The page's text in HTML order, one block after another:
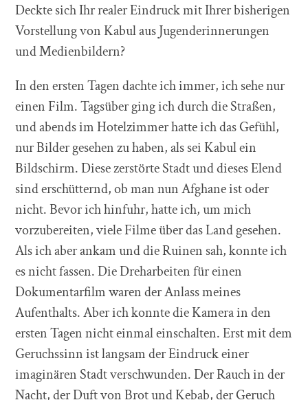
Deckte sich Ihr realer Eindruck mit Ihrer bisherigen
Vorstellung von Kabul aus Jugenderinnerungen
und Medienbildern?
In den ersten Tagen dachte ich immer, ich sehe nur
einen Film. Tagsüber ging ich durch die Straßen,
und abends im Hotelzimmer hatte ich das Gefühl,
nur Bilder gesehen zu haben, als sei Kabul ein
Bildschirm. Diese zerstörte Stadt und dieses Elend
sind erschütternd, ob man nun Afghane ist oder
nicht. Bevor ich hinfuhr, hatte ich, um mich
vorzubereiten, viele Filme über das Land gesehen.
Als ich aber ankam und die Ruinen sah, konnte ich
es nicht fassen. Die Dreharbeiten für einen
Dokumentarfilm waren der Anlass meines
Aufenthalts. Aber ich konnte die Kamera in den
ersten Tagen nicht einmal einschalten. Erst mit dem
Geruchssinn ist langsam der Eindruck einer
imaginären Stadt verschwunden. Der Rauch in der
Nacht, der Duft von Brot und Kebab, der Geruch